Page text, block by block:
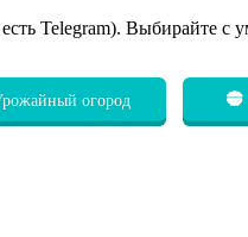
Telegram). Выбирайте
огород